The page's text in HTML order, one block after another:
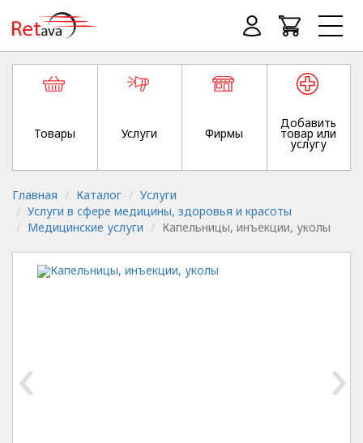
Товары Услуги Фирмы
Добавить
товар или
услугу
Главная Каталог
Услуги
Услуги в сфере медицины, здоровья и красоты
Медицинские услуги
Капельницы, инъекции, уколы
‹ ›